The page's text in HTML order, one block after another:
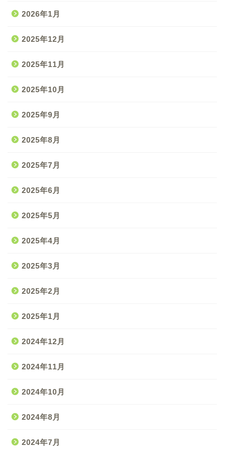
2026年1月
2025年12月
2025年11月
2025年10月
2025年9月
2025年8月
2025年7月
2025年6月
2025年5月
2025年4月
2025年3月
2025年2月
2025年1月
2024年12月
2024年11月
2024年10月
2024年8月
2024年7月